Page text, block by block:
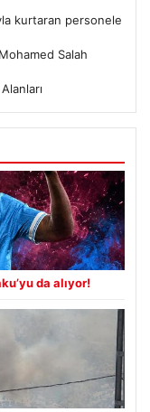
kurtaran personele
Salah
da alıyor!